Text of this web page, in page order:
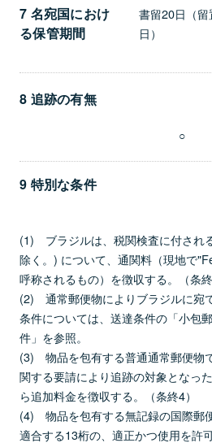
7 名宛国におけ
る保管期間
書留20日（
日）
8 追跡の有無
○
9 特別な条件
(1) ブラジルは、税関検査に付され
除く。) について、通関料（現地で
呼称されるもの）を徴収する。（条終
(2) 通常郵便物によりブラジルに宛
条件については、送達条件の「小包
件」を参照。
(3) 物品を包有する普通通常郵便物
関する要請により追跡の対象となっ
ら追加料金を徴収する。（条終4）
(4) 物品を包有する無記録の国際郵
適合する13桁の、適正かつ使用を許